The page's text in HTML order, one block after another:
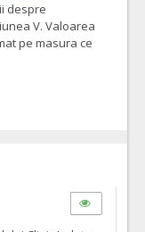
despre
V. Valoarea
pe masura ce